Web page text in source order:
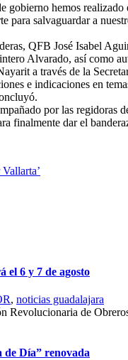
gobierno hemos
para salvaguardar a
QFB José Isabel
Alvarado, así como
a través de la
e indicaciones en
por las
finalmente dar el
el 6 y 7 de agosto
, noticias guadalajara
Revolucionaria de
de Día” renovada